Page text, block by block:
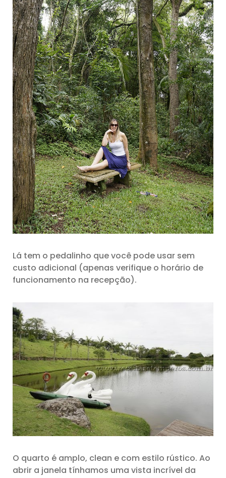
Lá tem o pedalinho que você pode usar sem
custo adicional (apenas verifique o horário de
funcionamento na recepção).
O quarto é amplo, clean e com estilo rústico. Ao
abrir a janela tínhamos uma vista incrível da